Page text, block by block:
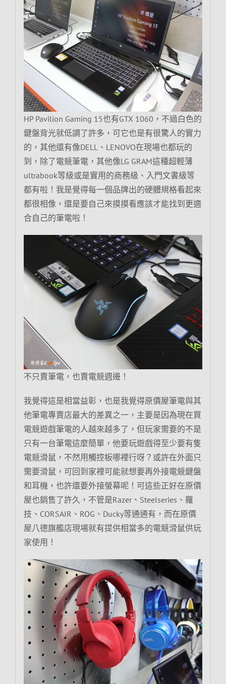
HP Pavilion Gaming 15也有GTX 1060，不過白色的
鍵盤背光就低調了許多，可它也是有很驚人的實力
的，其他還有像DELL、LENOVO在現場也都玩的
到，除了電競筆電，其他像LG GRAM這種超輕薄
ultrabook等級或是實用的商務級、入門文書級等
都有啦！我是覺得每一個品牌出的硬體規格看起來
都很相像，還是要自己來摸摸看應該才能找到更適
合自己的筆電啦！
不只賣筆電，也賣電競週邊！
我覺得這是相當益彰，也是我覺得原價屋筆電與其
他筆電專賣店最大的差異之一，主要是因為現在買
電競遊戲筆電的人越來越多了，但玩家需要的不是
只有一台筆電這麼簡單，他要玩遊戲得至少要有隻
電競滑鼠，不然用觸控板哪裡行呀？或許在外面只
需要滑鼠，可回到家裡可能就想要再外接電競鍵盤
和耳機，也許還要外接螢幕呢！可這些正好在原價
屋也銷售了許久，不管是Razer、Steelseries、羅
技、CORSAIR、ROG、Ducky等通通有，而在原價
屋八德旗艦店現場就有提供相當多的電競滑鼠供玩
家使用！